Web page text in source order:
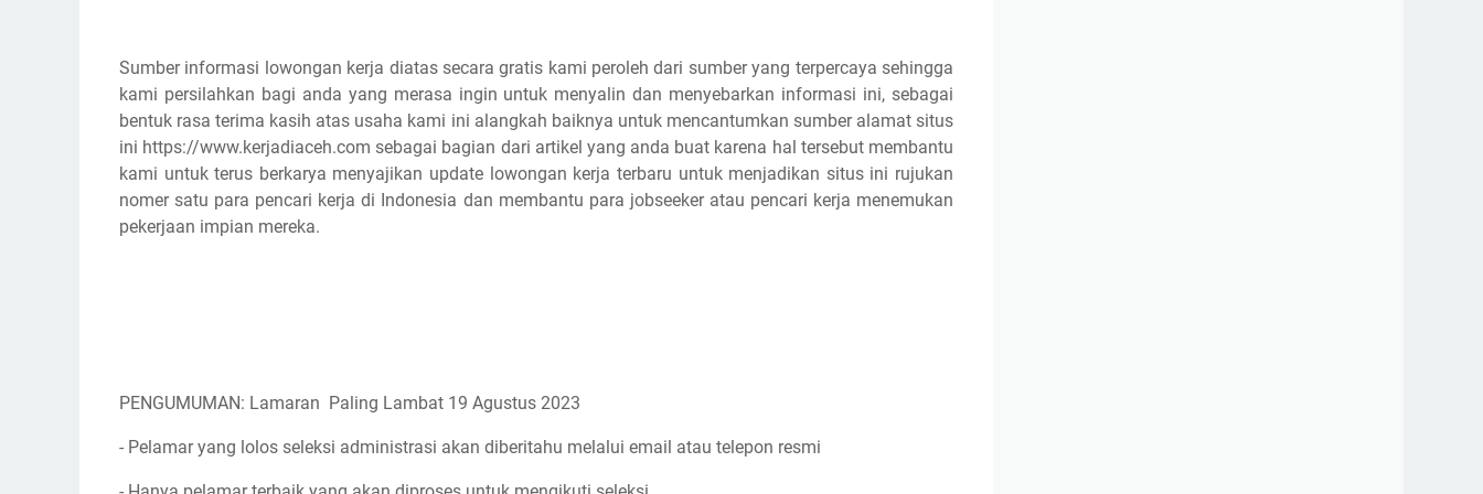
Sumber informasi lowongan kerja diatas secara gratis kami peroleh dari sumber yang terpercaya sehingga
kami persilahkan bagi anda yang merasa ingin untuk menyalin dan menyebarkan informasi ini, sebagai
bentuk rasa terima kasih atas usaha kami ini alangkah baiknya untuk mencantumkan sumber alamat situs
ini https://www.kerjadiaceh.com sebagai bagian dari artikel yang anda buat karena hal tersebut membantu
kami untuk terus berkarya menyajikan update lowongan kerja terbaru untuk menjadikan situs ini rujukan
nomer satu para pencari kerja di Indonesia dan membantu para jobseeker atau pencari kerja menemukan
pekerjaan impian mereka.
PENGUMUMAN: Lamaran Paling Lambat 19 Agustus 2023
- Pelamar yang lolos seleksi administrasi akan diberitahu melalui email atau telepon resmi